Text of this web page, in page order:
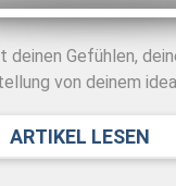
deinen Gefühlen,
von deinem
ARTIKEL LESEN